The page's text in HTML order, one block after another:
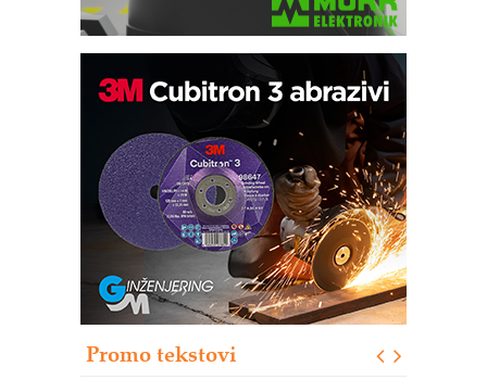
Promo tekstovi
Potpuna efikasnost bez složenih
sistema
Trajna oznaka kao dugoročna korist
Bezbednost na prvom mestu!
IB BLUMENAUER - više od 40 godina
poverenja u industriji
RMQ-TITAN ADVANCED INDICATOR
– Pametna signalizacija za efikasnije
upravljanje mašinama
Mitutoyo Crysta-Apex V PLUS: Nova